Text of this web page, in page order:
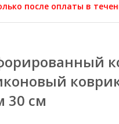
после оплаты в
30 см